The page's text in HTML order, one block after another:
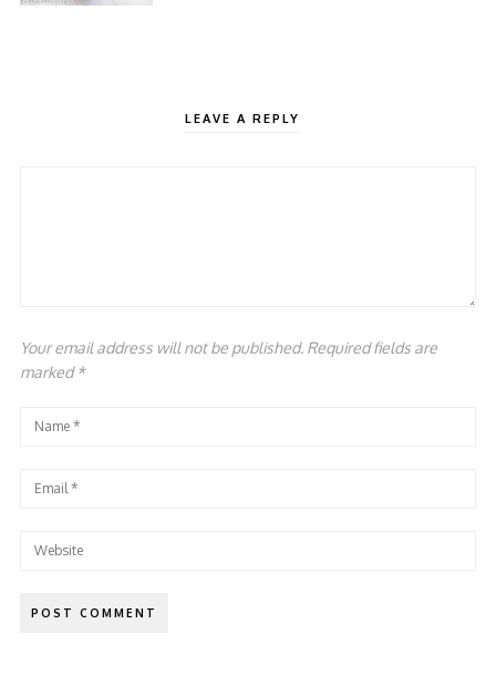
LEAVE A REPLY
Your email address will not be published. Required fields are
marked*